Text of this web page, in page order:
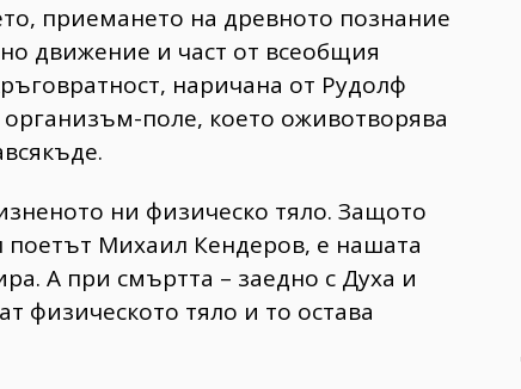
приемането на древното познание
движение и част от всеобщия
наричана от Рудолф
поле, което оживотворява
ни физическо тяло. Защото
поетът Михаил Кендеров, е нашата
А при смъртта – заедно с Духа и
физическото тяло и то остава